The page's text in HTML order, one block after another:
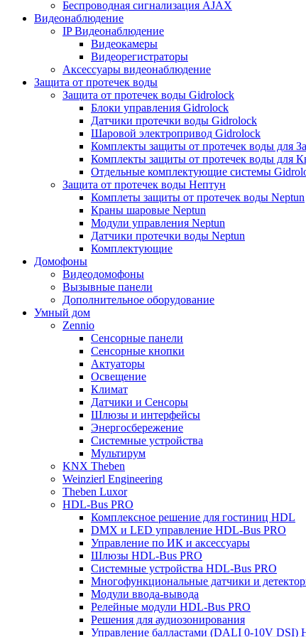
Беспроводная сигнализация AJAX
Видеонаблюдение
IP Видеонаблюдение
Видеокамеры
Видеорегистраторы
Аксессуары видеонаблюдение
Защита от протечек воды
Защита от протечек воды Gidrolock
Блоки управления Gidrolock
Датчики протечки воды Gidrolock
Шаровой электропривод Gidrolock
Комплекты защиты от протечек воды для
Комплекты защиты от протечек воды для
Отдельные комплектующие системы
Защита от протечек воды Нептун
Комплеты защиты от протечек воды Neptun
Краны шаровые Neptun
Модули управления Neptun
Датчики протечки воды Neptun
Комплектующие
Домофоны
Видеодомофоны
Вызывные панели
Дополнительное оборудование
Умный дом
Zennio
Сенсорные панели
Сенсорные кнопки
Актуаторы
Освещение
Климат
Датчики и Сенсоры
Шлюзы и интерфейсы
Энергосбережение
Системные устройства
Мультирум
KNX Theben
Weinzierl Engineering
Theben Luxor
HDL-Bus PRO
Комплексное решение для гостиниц HDL
DMX и LED управление HDL-Bus PRO
Управление по ИК и аксессуары
Шлюзы HDL-Bus PRO
Системные устройства HDL-Bus PRO
Многофункциональные датчики и
Модули ввода-вывода
Релейные модули HDL-Bus PRO
Решения для аудиозонирования
Управление балластами (DALI 0-10V DSI)